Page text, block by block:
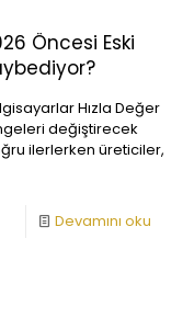
Öncesi Eski
Hızla Değer
değiştirecek
ilerlerken üreticiler,
Devamını oku